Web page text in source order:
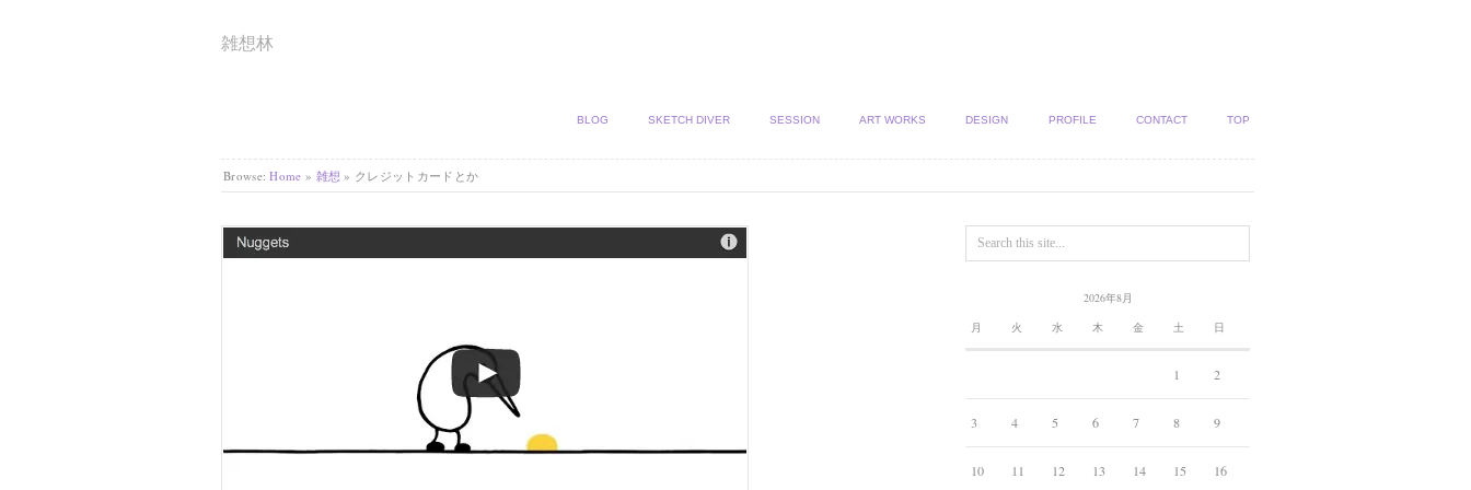
雑想林
BLOG SKETCH DIVER SESSION ART WORKS DESIGN PROFILE CONTACT TOP
Browse: Home » 雑想 » クレジットカードとか
2026年8月
月 火 水 木 金 土 日
1 2
3 4 5 6 7 8 9
10 11 12 13 14 15 16